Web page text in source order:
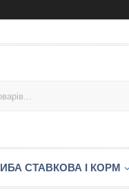
СТАВКОВА І КОРМ